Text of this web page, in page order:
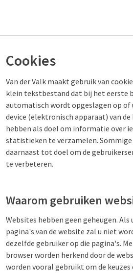
Cookies
Van der Valk maakt gebruik van
klein tekstbestand dat bij het eerste
automatisch wordt opgeslagen op of
device (elektronisch apparaat) van de
hebben als doel om informatie over
statistieken te verzamelen. Sommige
daarnaast tot doel om de
te verbeteren.
Waarom gebruiken
Websites hebben geen geheugen.
pagina's van de website zal u niet
dezelfde gebruiker op die pagina's.
browser worden herkend door de
worden vooral gebruikt om de keuzes